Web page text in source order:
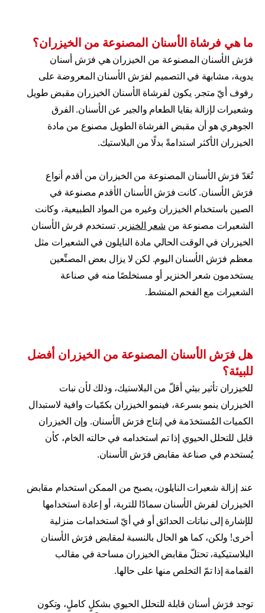
ما هي فرشاة الأسنان المصنوعة من الخيزران؟
فرَش الأسنان المصنوعة من الخيزران هي فرَش أسنان
يدوية، مشابهة في التصميم لفرَش الأسنان المعروضة على
رفوف أيّ متجر. يكون لفرشاة الأسنان الخيزران مقبض طويل
وشعيرات لإزالة بقايا الطعام والجير عن الأسنان. الفرق
الجوهري هو أن مقبض الفرشاة الطويل مصنوع من مادة
الخيزران الأكثر استدامةً بدلًا من البلاستيك.
تُعَدّ فرَش الأسنان المصنوعة من الخيزران من أقدم أنواع
فرَش الأسنان. كانت فرَش الأسنان الأقدم مصنوعة في
الصين باستخدام الخيزران وغيره من المواد الطبيعية، وكانت
الشعيرات مصنوعة من شعر الخنزير . تستخدم فرش الأسنان
الخيزران في الوقت الحالي مادة النايلون في الشعيرات مثل
معظم فرَش الأسنان اليوم. لكن لا يزال بعض المصنِّعين
يستخدمون شعر الخنزير أو مستخلصًا منه في صناعة
الشعيرات مع الفحم المنشط.
هل فرَش الأسنان المصنوعة من الخيزران أفضل
للبيئة؟
للخيزران تأثير بيئي أقلّ من البلاستيك، وذلك لأن نبات
الخيزران ينمو بسرعة، فينمو الخيزران بكمّيات وافية لاستبدال
الكميات المُستخدَمة في إنتاج فرَش الأسنان. وإن الخيزران
قابل للتحلل الحيوي إذا تم استخدامه في حالته الخام، كأن
يُستخدم في صناعة مقابض فرَش الأسنان.
عند إزالة شعيرات النايلون، يصبح من الممكن استخدام مقابض
الخيزران لفرش الأسنان سمادًا للتربة، أو إعادة استخدامها
للإشارة إلى نباتات الحدائق أو في أيّ استخدامات منزلية
أخرى! ولكن، كما هو الحال بالنسبة لمقابض فرَش الأسنان
البلاستيكية، تحتلّ مقابض الخيزران مساحة في مقالب
القمامة إذا تمّ التخلص منها على حالها.
توجد فرَش أسنان قابلة للتحلل الحيوي بشكلٍ كاملٍ، وتكون